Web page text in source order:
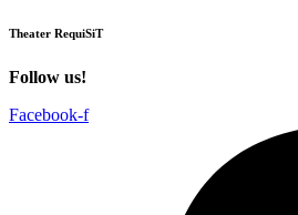
Theater RequiSiT
Follow us!
Facebook-f